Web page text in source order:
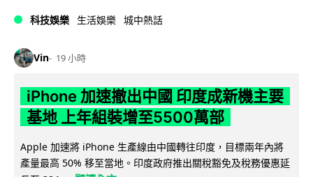
科技娛樂 生活娛樂 城中熱話
Vin 19 小時
iPhone 加速撤出中國 印度成新機主要
基地 上年組裝增至5500萬部
Apple 加速將 iPhone 生產線由中國轉往印度，目標兩年內將
產量最高 50% 移至當地。印度政府推出關稅豁免及稅務優惠延